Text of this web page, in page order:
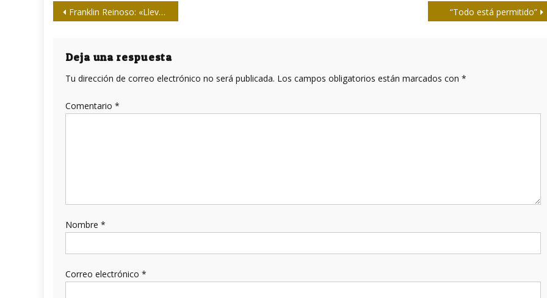
Navegación
entradas
Franklin Reinoso: «Llevo la radio en las venas» “Todo está permitido”
Deja una respuesta
Tu dirección de correo electrónico no será publicada. Los campos obligatorios están marcados con *
Comentario *
Nombre *
Correo electrónico *